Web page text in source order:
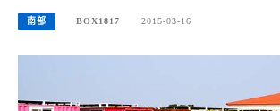
南部 BOX1817 2015-03-16